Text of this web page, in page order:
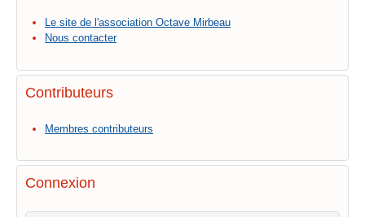
Le site de l'association Octave Mirbeau
Nous contacter
Contributeurs
Membres contributeurs
Connexion